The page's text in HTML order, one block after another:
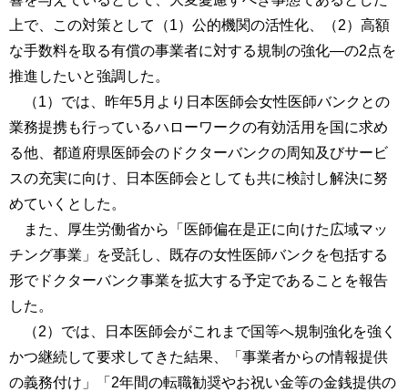
上で、この対策として（1）公的機関の活性化、（2）高額
な手数料を取る有償の事業者に対する規制の強化―の2点を
推進したいと強調した。
（1）では、昨年5月より日本医師会女性医師バンクとの
業務提携も行っているハローワークの有効活用を国に求め
る他、都道府県医師会のドクターバンクの周知及びサービ
スの充実に向け、日本医師会としても共に検討し解決に努
めていくとした。
また、厚生労働省から「医師偏在是正に向けた広域マッ
チング事業」を受託し、既存の女性医師バンクを包括する
形でドクターバンク事業を拡大する予定であることを報告
した。
（2）では、日本医師会がこれまで国等へ規制強化を強く
かつ継続して要求してきた結果、「事業者からの情報提供
の義務付け」「2年間の転職勧奨やお祝い金等の金銭提供の